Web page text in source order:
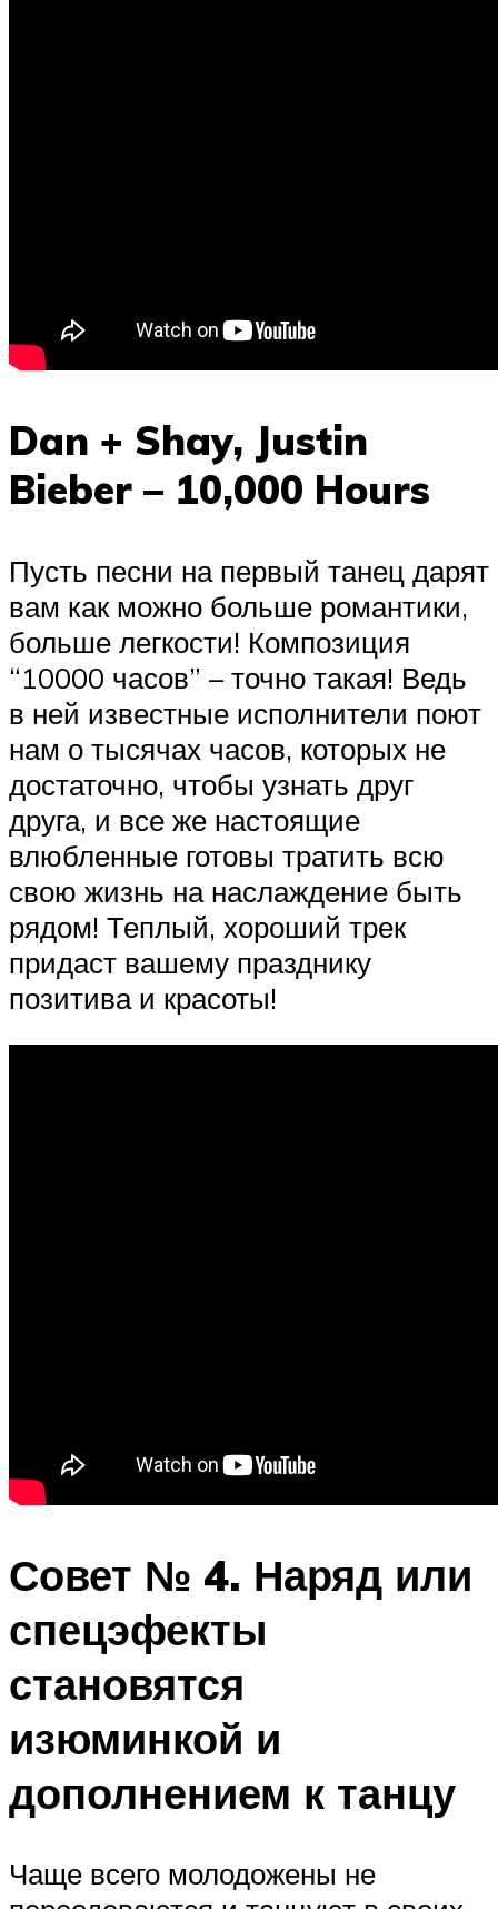
Dan + Shay, Justin
Bieber – 10,000 Hours
Пусть песни на первый танец дарят
вам как можно больше романтики,
больше легкости! Композиция
“10000 часов” – точно такая! Ведь
в ней известные исполнители поют
нам о тысячах часов, которых не
достаточно, чтобы узнать друг
друга, и все же настоящие
влюбленные готовы тратить всю
свою жизнь на наслаждение быть
рядом! Теплый, хороший трек
придаст вашему празднику
позитива и красоты!
Совет № 4. Наряд или
спецэфекты
становятся
изюминкой и
дополнением к танцу
Чаще всего молодожены не